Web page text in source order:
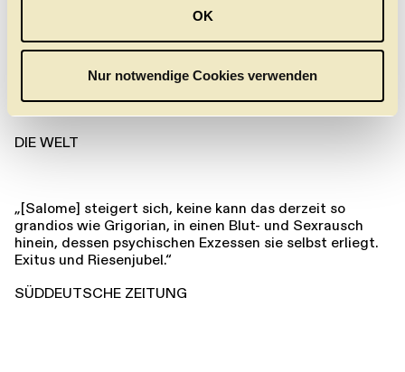
l
OK
Nur notwendige Cookies verwenden
„Jedes Gefühl, jede Regung vermittelt die Sopranistin
nicht nur schauspielerisch eindringlich, sondern ebenso
mittels stimmlicher Gestaltung. Die Stimme spielt mit.
DIE WELT
„[Salome] steigert sich, keine kann das derzeit so
grandios wie Grigorian, in einen Blut- und Sexrausch
hinein, dessen psychischen Exzessen sie selbst erliegt.
Exitus und Riesenjubel.“
SÜDDEUTSCHE ZEITUNG